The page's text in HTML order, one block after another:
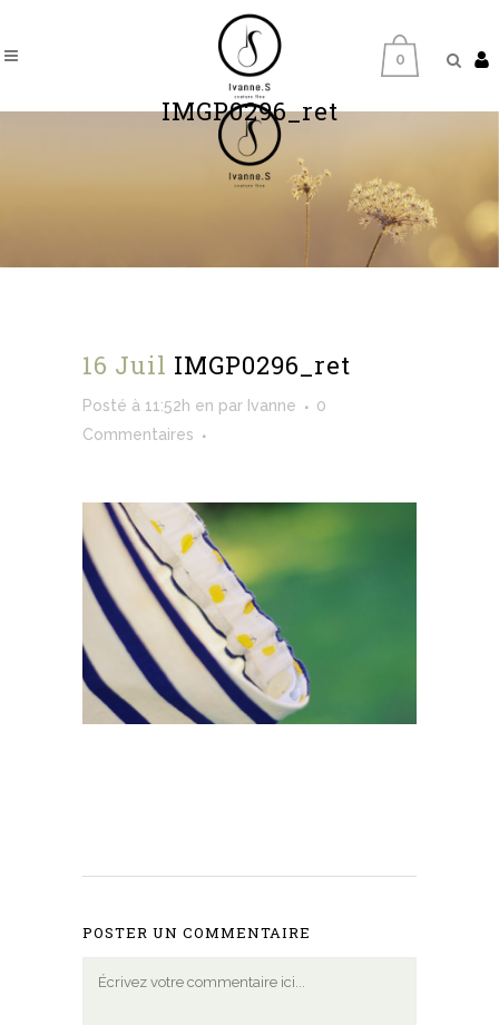
0
IMGP0296_ret
16 Juil IMGP0296_ret
Posté à 11:52h en par Ivanne
0
Commentaires
POSTER UN COMMENTAIRE